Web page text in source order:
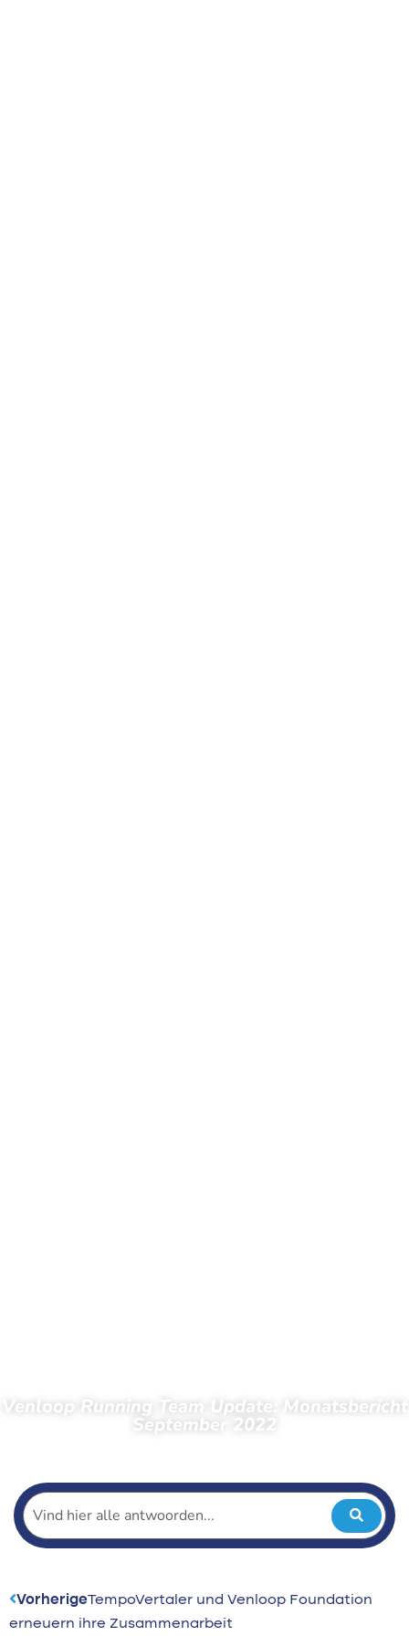
Venloop Running Team Update: Monatsbericht
September 2022
VorherigeTempoVertaler und Venloop Foundation
erneuern ihre Zusammenarbeit